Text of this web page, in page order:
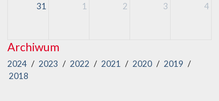
31 1 2 3 4
Archiwum
2024 / 2023 / 2022 / 2021 / 2020 / 2019 /
2018